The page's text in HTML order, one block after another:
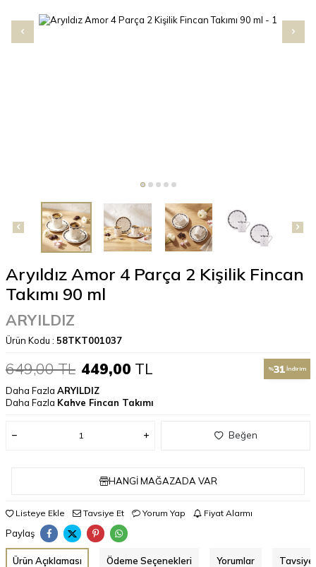
Aryıldız Amor 4 Parça 2 Kişilik Fincan
Takımı 90 ml
ARYILDIZ
Ürün Kodu : 58TKT001037
649,00TL 449,00 TL %31 İndirim
Daha Fazla ARYILDIZ
Daha Fazla Kahve Fincan Takımı
Beğen
HANGI MAĞAZADA VAR
Listeye Ekle Tavsiye Et Yorum Yap Fiyat Alarmı
Paylaş
Ürün Açıklaması Ödeme Seçenekleri Yorumlar Tavsiye